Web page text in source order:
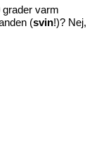
varm
(svin!)? Nej,